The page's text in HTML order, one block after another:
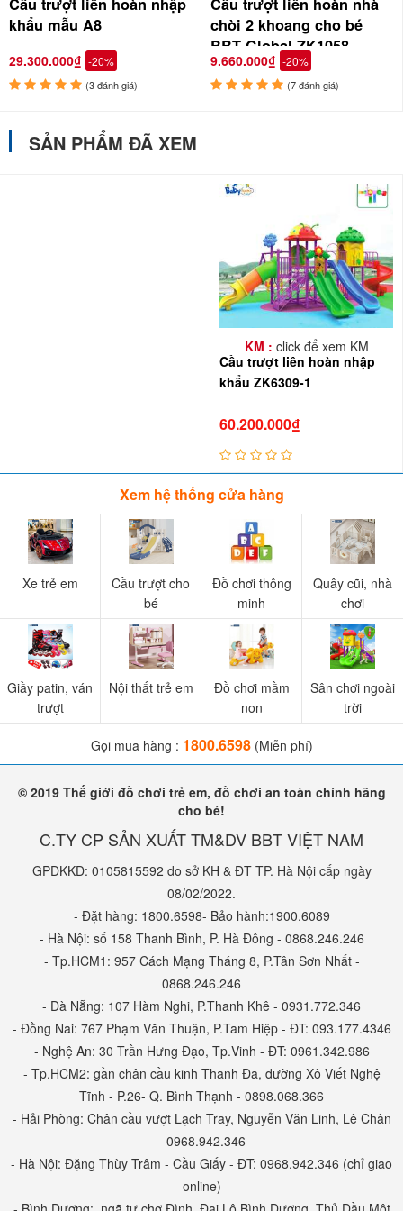
Cầu trượt liên hoàn nhập
khẩu mẫu A8
29.300.000₫ -20%
(3 đánh giá)
Cầu trượt liên hoàn nhà
chòi 2 khoang cho bé
BBT Global ZK1058
9.660.000₫ -20%
(7 đánh giá)
SẢN PHẨM ĐÃ XEM
KM : click để xem KM
Cầu trượt liên hoàn nhập
khẩu ZK6309-1
60.200.000₫
Xem hệ thống cửa hàng
Xe trẻ em
Cầu trượt cho
bé
Đồ chơi thông
minh
Quây cũi, nhà
chơi
Giầy patin, ván
trượt
Nội thất trẻ em
Đồ chơi mầm
non
Sân chơi ngoài
trời
Gọi mua hàng : 1800.6598(Miễn phí)
© 2019 Thế giới đồ chơi trẻ em, đồ chơi an toàn chính hãng
cho bé!
C.TY CP SẢN XUẤT TM&DV BBT VIỆT NAM
GPDKKD: 0105815592 do sở KH & ĐT TP. Hà Nội cấp ngày
08/02/2022.
- Đặt hàng: 1800.6598- Bảo hành:1900.6089
- Hà Nội: số 158 Thanh Bình, P. Hà Đông - 0868.246.246
- Tp.HCM1: 957 Cách Mạng Tháng 8, P.Tân Sơn Nhất -
0868.246.246
- Đà Nẵng: 107 Hàm Nghi, P.Thanh Khê - 0931.772.346
- Đồng Nai: 767 Phạm Văn Thuận, P.Tam Hiệp - ĐT: 093.177.4346
- Nghệ An: 30 Trần Hưng Đạo, Tp.Vinh - ĐT: 0961.342.986
- Tp.HCM2: gần chân cầu kinh Thanh Đa, đường Xô Viết Nghệ
Tĩnh - P.26- Q. Bình Thạnh - 0898.068.366
- Hải Phòng: Chân cầu vượt Lạch Tray, Nguyễn Văn Linh, Lê Chân
- 0968.942.346
- Hà Nội: Đặng Thùy Trâm - Cầu Giấy - ĐT: 0968.942.346 (chỉ giao
online)